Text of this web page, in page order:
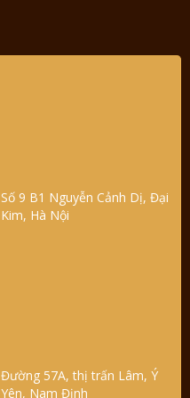
Số 9 B1 Nguyễn Cảnh Dị, Đại
Kim, Hà Nội
Đường 57A, thị trấn Lâm, Ý
Yên, Nam Định